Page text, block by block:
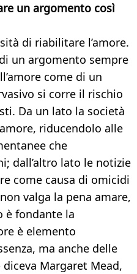
un argomento così
di riabilitare l’amore.
un argomento sempre
come di un
si corre il rischio
Da un lato la società
riducendolo alle
che
dall’altro lato le notizie
come causa di omicidi
valga la pena amare,
è fondante la
è elemento
ma anche delle
Margaret Mead,